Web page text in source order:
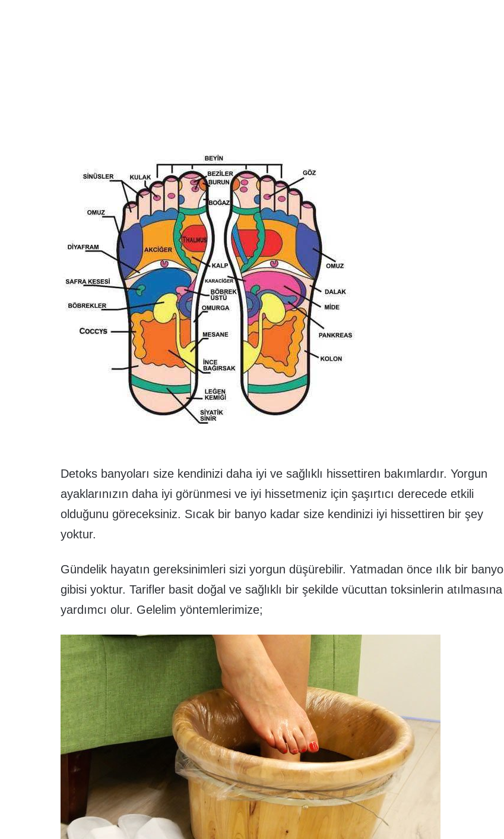
Detoks banyoları size kendinizi daha iyi ve sağlıklı hissettiren bakımlardır. Yorgun
ayaklarınızın daha iyi görünmesi ve iyi hissetmeniz için şaşırtıcı derecede etkili
olduğunu göreceksiniz. Sıcak bir banyo kadar size kendinizi iyi hissettiren bir şey
yoktur.
Gündelik hayatın gereksinimleri sizi yorgun düşürebilir. Yatmadan önce ılık bir banyo
gibisi yoktur. Tarifler basit doğal ve sağlıklı bir şekilde vücuttan toksinlerin atılmasına
yardımcı olur. Gelelim yöntemlerimize;